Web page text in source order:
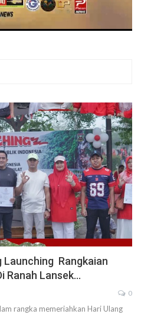
Launching Rangkaian
Ranah Lansek…
0
rangka memeriahkan Hari Ulang